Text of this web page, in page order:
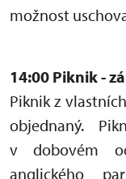
možnost
14:00 Piknik -
Piknik z
objednaný.
v dobovém
anglického